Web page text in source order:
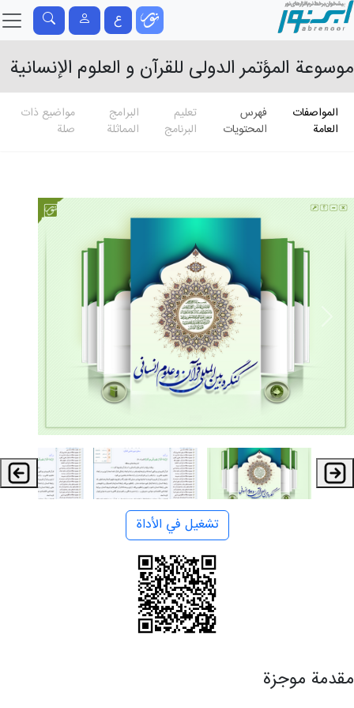
ع
موسوعة المؤتمر الدولی للقرآن و العلوم الإنسانیة
المواصفات
العامة
فهرس
المحتويات
تعلیم
البرنامج
البرامج
المماثلة
مواضيع ذات
صلة
تشغيل في الأداة
مقدمة موجزة